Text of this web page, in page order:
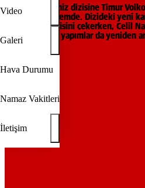
Video
Galeri
Hava Durumu
Namaz Vakitleri
İletişim
Taşacak Bu Deniz dizisine Timur
Nalçakan gündemde. Dizideki yeni
izleyicilerin ilgisini çekerken, Celil
önce yer aldığı yapımlar da yeniden
REKLAM